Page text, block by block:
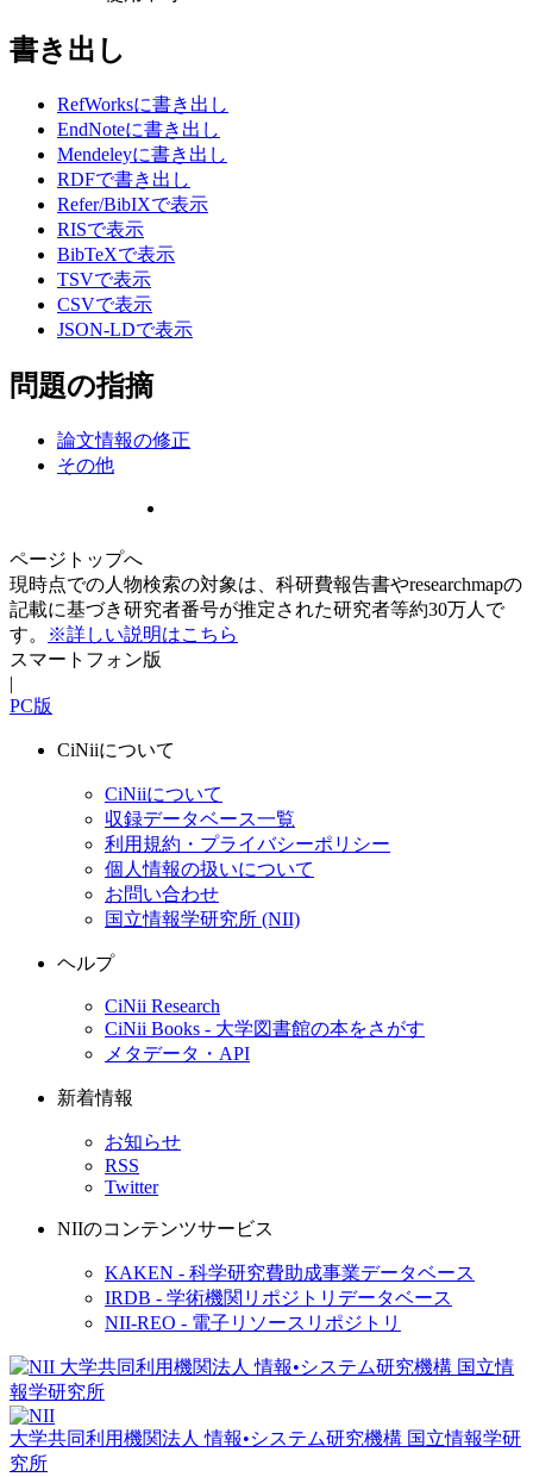
書き出し
RefWorksに書き出し
EndNoteに書き出し
Mendeleyに書き出し
RDFで書き出し
Refer/BibIXで表示
RISで表示
BibTeXで表示
TSVで表示
CSVで表示
JSON-LDで表示
問題の指摘
論文情報の修正
その他
ページトップへ
現時点での人物検索の対象は、科研費報告書やresearchmapの
記載に基づき研究者番号が推定された研究者等約30万人で
す。
※詳しい説明はこちら
スマートフォン版
|
PC版
CiNiiについて
CiNiiについて
収録データベース一覧
利用規約・プライバシーポリシー
個人情報の扱いについて
お問い合わせ
国立情報学研究所 (NII)
ヘルプ
CiNii Research
CiNii Books - 大学図書館の本をさがす
メタデータ・API
新着情報
お知らせ
RSS
Twitter
NIIのコンテンツサービス
KAKEN - 科学研究費助成事業データベース
IRDB - 学術機関リポジトリデータベース
NII-REO - 電子リソースリポジトリ
大学共同利用機関法人 情報•システム研究機構 国立情報学研
究所